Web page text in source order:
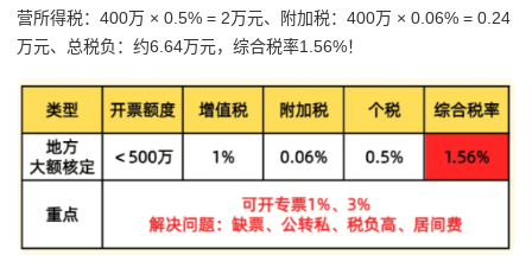
营所得税：400万 × 0.5% = 2万元、附加税：400万 × 0.06% = 0.24
万元、总税负：约6.64万元，综合税率1.56%！